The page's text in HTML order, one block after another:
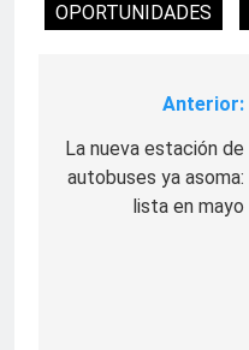
OPORTUNIDADES
Navegación
de
entradas
Anterior:
La nueva estación de
autobuses ya asoma:
lista en mayo